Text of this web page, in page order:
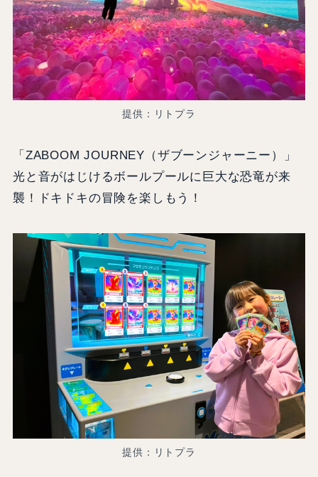
提供：リトプラ
「ZABOOM JOURNEY（ザブーンジャーニー）」
光と音がはじけるボールプールに巨大な恐竜が来
襲！ドキドキの冒険を楽しもう！
提供：リトプラ